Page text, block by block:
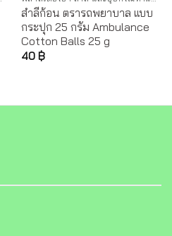
สำลีก้อน ตรารถพยาบาล แบบ
กระปุก 25 กรัม Ambulance
Cotton Balls 25 g
40 ฿